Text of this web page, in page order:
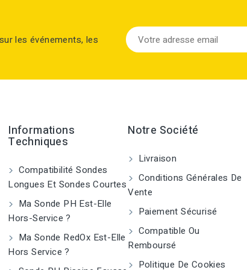
les événements, les
Informations
Techniques
Compatibilité Sondes
Longues Et Sondes Courtes
Ma Sonde PH Est-Elle
Hors-Service ?
Ma Sonde RedOx Est-Elle
Hors Service ?
Notre Société
Livraison
Conditions Générales De
Vente
Paiement Sécurisé
Compatible Ou
Remboursé
Politique De Cookies